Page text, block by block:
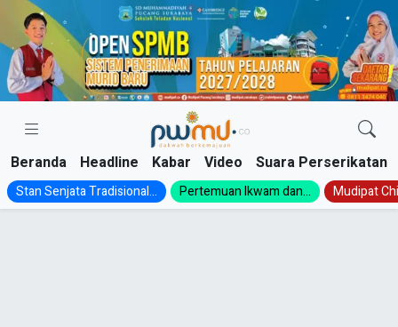
Skip
content
Beranda Headline Kabar Video Suara Perserikatan
Stan Senjata Tradisional... Pertemuan Ikwam dan... Mudipat